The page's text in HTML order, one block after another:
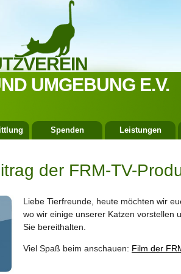
UMGEBUNG E.V.
Spenden Leistungen
der FRM-TV-
Liebe Tierfreunde, heute möchten wir
wo wir einige unserer Katzen vorstellen
Sie bereithalten.
Viel Spaß beim anschauen: Film der